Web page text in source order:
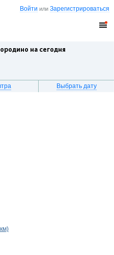
Войти илиЗарегистрироваться
на сегодня
Выбрать дату